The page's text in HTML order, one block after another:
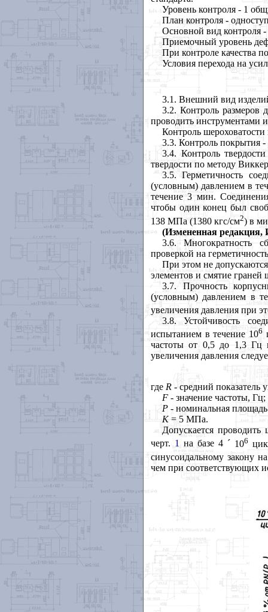
Уровень контроля - 1
План контроля -
Основной вид контроля
Приемочный уровень
При контроле качества
Условия перехода на
3.1 . Внешний вид
3.2. Контроль размеров
проводить инструментами
Контроль
3.3. Контроль покрытия
3.4. Контроль
твердости по методу
3.5. Герметичность
(условным) давлением в
течение 3 мин.
чтобы один конец был
138 МПа (1380 кгс/см2) в
(Измененная
3.6. Многократность
проверкой на
При этом не
элементов и смятие граней
3.7. Прочность
(условным) давлением в
увеличения давления при
3.8. Устойчивость
испытанием в течение 106
частоты от 0,5 до 1,3 Гц
увеличения давления
где R - средний показатель
F- значение частоты, Гц;
Р- номинальная
К= 5 МПа.
Допускается
черт. 1 на базе 4 ´ 106
синусоидальному закону
чем при соответствующих